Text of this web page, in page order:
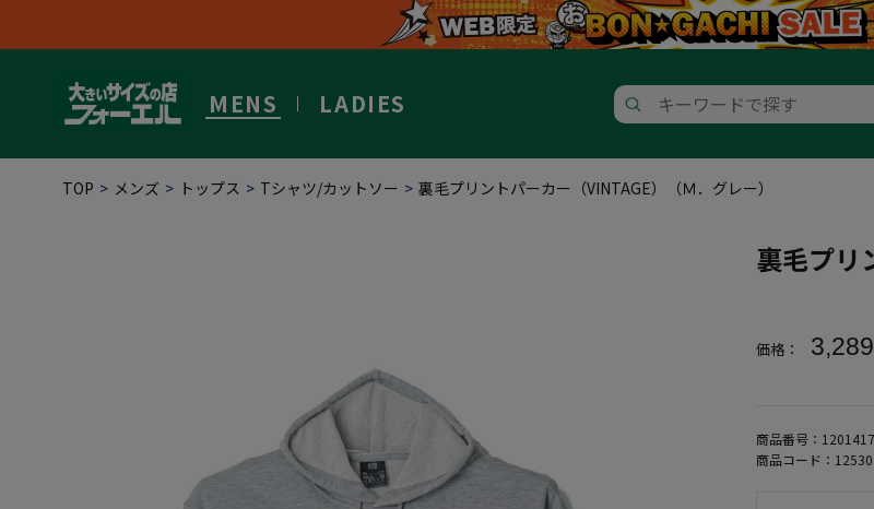
MENS LADIES
TOP メンズ トップス Tシャツ/カットソー 裏毛プリントパーカー（VINTAGE）（Ｍ．グレー）
裏毛プリ
価格：
商品番号：
商品コード：